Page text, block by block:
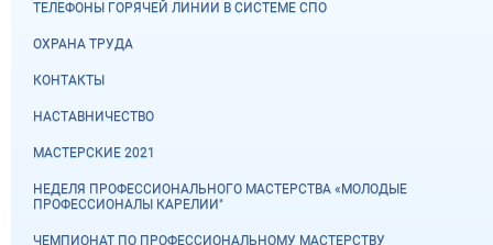
ТЕЛЕФОНЫ ГОРЯЧЕЙ ЛИНИИ В СИСТЕМЕ СПО
ОХРАНА ТРУДА
КОНТАКТЫ
НАСТАВНИЧЕСТВО
МАСТЕРСКИЕ 2021
НЕДЕЛЯ ПРОФЕССИОНАЛЬНОГО МАСТЕРСТВА «МОЛОДЫЕ
ПРОФЕССИОНАЛЫ КАРЕЛИИ"
ЧЕМПИОНАТ ПО ПРОФЕССИОНАЛЬНОМУ МАСТЕРСТВУ